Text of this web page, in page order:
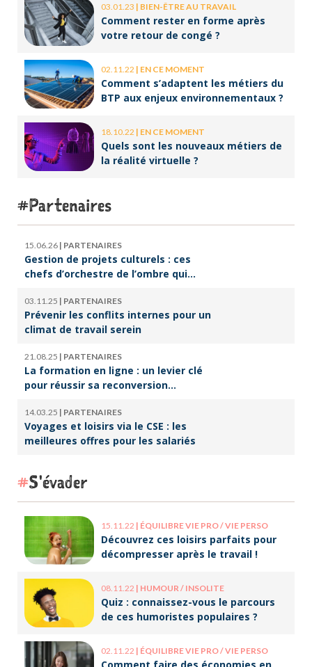
03.01.23 | BIEN-ÊTRE AU TRAVAIL
Comment rester en forme après
votre retour de congé ?
02.11.22 | EN CE MOMENT
Comment s’adaptent les métiers du
BTP aux enjeux environnementaux ?
18.10.22 | EN CE MOMENT
Quels sont les nouveaux métiers de
la réalité virtuelle ?
Partenaires
15.06.26 | PARTENAIRES
Gestion de projets culturels : ces
chefs d’orchestre de l’ombre qui
03.11.25 | PARTENAIRES
Prévenir les conflits internes pour un
climat de travail serein
21.08.25 | PARTENAIRES
La formation en ligne : un levier clé
pour réussir sa reconversion
14.03.25 | PARTENAIRES
Voyages et loisirs via le CSE : les
meilleures offres pour les salariés
S'évader
15.11.22 | ÉQUILIBRE VIE PRO / VIE PERSO
Découvrez ces loisirs parfaits pour
décompresser après le travail !
08.11.22 | HUMOUR / INSOLITE
Quiz : connaissez-vous le parcours
de ces humoristes populaires ?
02.11.22 | ÉQUILIBRE VIE PRO / VIE PERSO